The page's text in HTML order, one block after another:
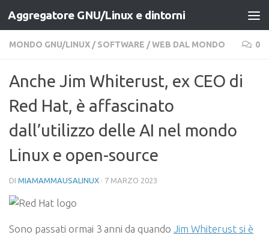
Salta al contenuto
Aggregatore GNU/Linux e dintorni
MONDO GNU/LINUX / SOFTWARE /WEB DAL MONDO 0
Anche Jim Whiterust, ex CEO di
Red Hat, è affascinato
dall’utilizzo delle AI nel mondo
Linux e open-source
DI MIAMAMMAUSALINUX · 7 MARZO 2023
Sono passati ormai 3 anni da quando Jim Whiterust si è